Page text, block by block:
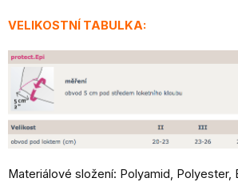
VELIKOSTNÍ TABULKA:
Materiálové složení: Polyamid, Polyester,